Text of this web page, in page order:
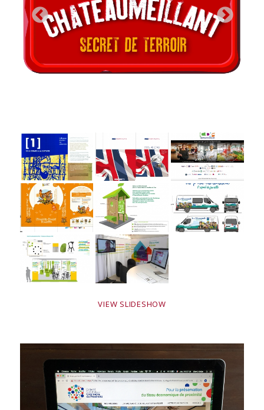
VIEW SLIDESHOW